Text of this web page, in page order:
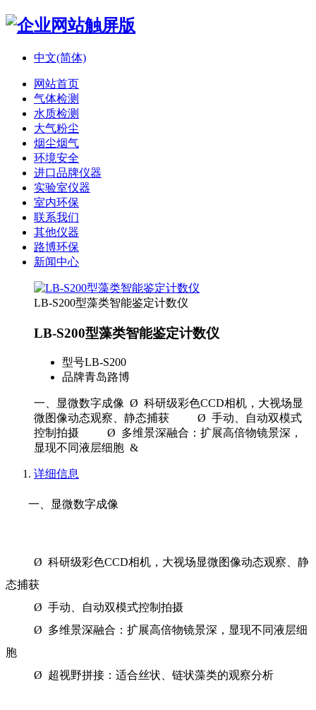
中文(简体)
网站首页
气体检测
水质检测
大气粉尘
烟尘烟气
环境安全
进口品牌仪器
实验室仪器
室内环保
联系我们
其他仪器
路博环保
新闻中心
LB-S200型藻类智能鉴定计数仪
LB-S200型藻类智能鉴定计数仪
型号LB-S200
品牌青岛路博
一、显微数字成像 Ø 科研级彩色CCD相机，大视场显
微图像动态观察、静态捕获 Ø 手动、自动双模式
控制拍摄 Ø 多维景深融合：扩展高倍物镜景深，
显现不同液层细胞 &
详细信息
一、显微数字成像
Ø 科研级彩色CCD相机，大视场显微图像动态观察、静
态捕获
Ø 手动、自动双模式控制拍摄
Ø 多维景深融合：扩展高倍物镜景深，显现不同液层细
胞
Ø 超视野拼接：适合丝状、链状藻类的观察分析